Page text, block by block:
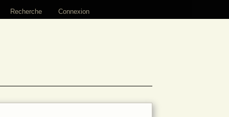
Recherche Connexion